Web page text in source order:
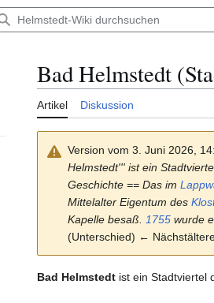
Bad Helmstedt
Artikel Diskussion
Version vom 3. Juni 2026,
Helmstedt''' ist ein
Geschichte == Das im
Mittelalter Eigentum des
Kapelle besaß.
1755 wurde
(Unterschied) ←
Bad Helmstedt ist ein Stadtviertel